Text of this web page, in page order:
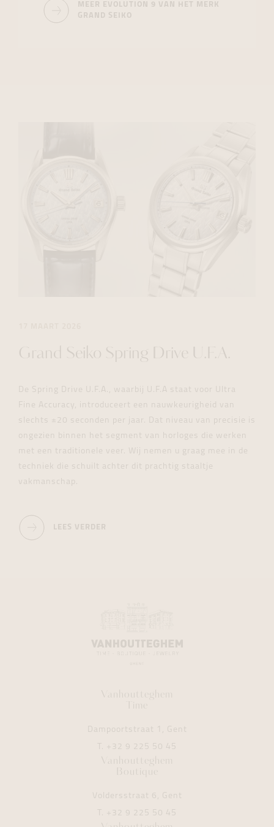
MEER EVOLUTION 9 VAN HET MERK
GRAND SEIKO
Grand Seiko Spring Drive U.F.A.
De Spring Drive U.F.A., waarbij U.F.A staat voor Ultra
Fine Accuracy, introduceert een nauwkeurigheid van
slechts ±20 seconden per jaar. Dat niveau van precisie is
ongezien binnen het segment van horloges die werken
met een traditionele veer. Wij nemen u graag mee in de
techniek die schuilt achter dit prachtig staaltje
vakmanschap.
LEES VERDER
Vanhoutteghem
Time
Dampoortstraat 1, Gent
T. +32 9 225 50 45
Vanhoutteghem
Boutique
Voldersstraat 6, Gent
T. +32 9 225 50 45